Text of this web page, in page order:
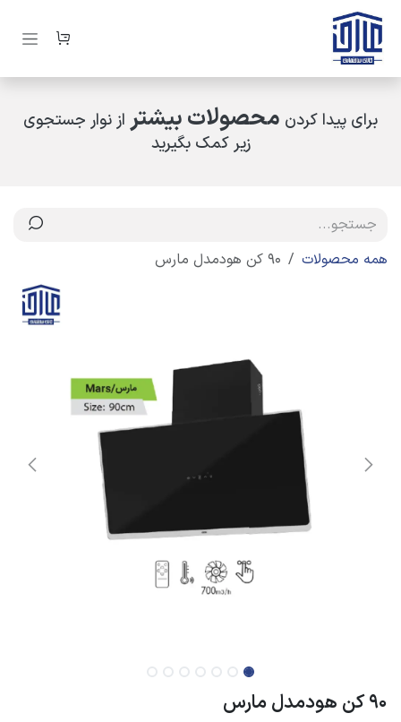
صرف نظر و مشاهده محتوا
برای پیدا کردن محصولات بیشتر از نوار جستجوی
زیر کمک بگیرید
همه محصولات 90 کن هودمدل مارس
90 کن هودمدل مارس